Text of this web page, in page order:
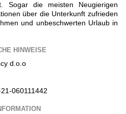
Sogar die meisten Neugierigen
über die Unterkunft zufrieden
und unbeschwerten Urlaub in
HINWEISE
d.o.o
060111442